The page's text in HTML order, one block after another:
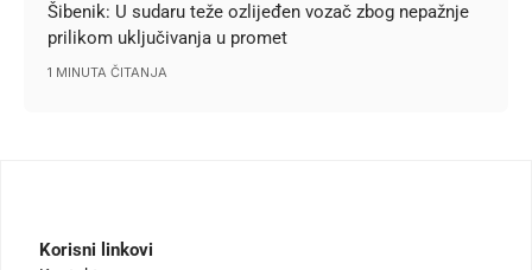
Šibenik: U sudaru teže ozlijeđen vozač zbog nepažnje
prilikom uključivanja u promet
1 MINUTA ČITANJA
Korisni linkovi